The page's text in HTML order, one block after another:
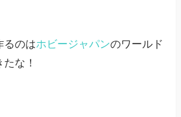
るのはホビージャパンのワールド
な！